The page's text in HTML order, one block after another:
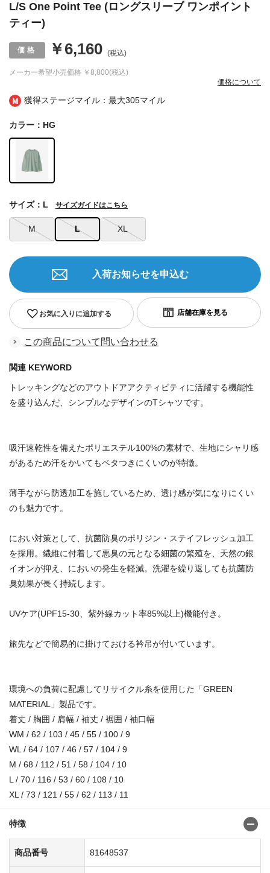
獲得ステージマイル：最大305マイル
L/S One Point Tee (ロングスリーブ ワンポイント
ティー)
メーカー希望小売価格 ￥8,800(税込)
￥6,160 (税込)
価格について
カラー：HG
M L XL
サイズ：L サイズガイドはこちら
お気に入りに追加する
入荷お知らせを申込む
この商品について問い合わせる
関連 KEYWORD
トレッキングなどのアウトドアアクティビティに活躍する機能性
を盛り込んだ、シンプルなデザインのTシャツです。
吸汗速乾性を備えたポリエステル100%の素材で、生地にシャリ感
があるため汗をかいてもベタつきにくいのが特徴。
薄手ながら防透加工を施しているため、透け感が気になりにくい
のも魅力です。
におい対策として、抗菌防臭のポリジン・ステイフレッシュ加工
を採用。繊維に付着して悪臭の元となる細菌の繁殖を、天然の銀
イオンが抑え、においの発生を軽減。洗濯を繰り返しても抗菌防
臭効果が長く持続します。
UVケア(UPF15-30、紫外線カット率85%以上)機能付き。
旅先などで簡易的に掛けておける衿吊が付いています。
環境への負荷に配慮してリサイクル糸を使用した「GREEN
MATERIAL」製品です。
着丈 / 胸囲 / 肩幅 / 袖丈 / 裾囲 / 袖口幅
WM / 62 / 103 / 45 / 55 / 100 / 9
WL / 64 / 107 / 46 / 57 / 104 / 9
M / 68 / 112 / 51 / 58 / 104 / 10
L / 70 / 116 / 53 / 60 / 108 / 10
XL / 73 / 121 / 55 / 62 / 113 / 11
特徴
商品番号 81648537